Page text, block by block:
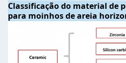
Classificação do material de
para moinhos de areia